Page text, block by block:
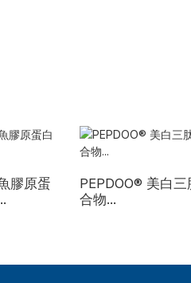
膠原蛋
PEPDOO® 美白三
合物...